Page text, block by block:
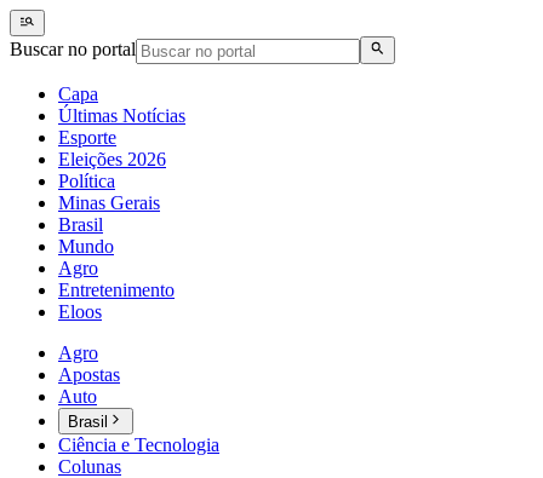
Buscar no portal
Capa
Últimas Notícias
Esporte
Eleições 2026
Política
Minas Gerais
Brasil
Mundo
Agro
Entretenimento
Eloos
Agro
Apostas
Auto
Brasil
Ciência e Tecnologia
Colunas